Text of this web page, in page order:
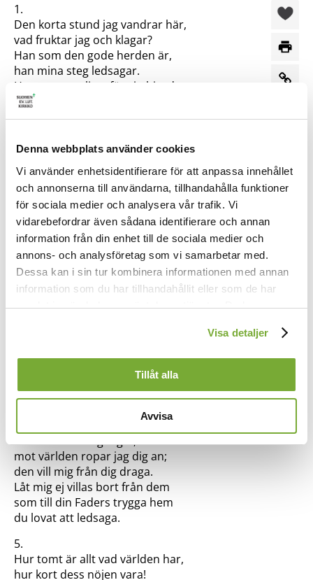
Denna webbplats använder cookies
Vi använder enhetsidentifierare för att anpassa innehållet
och annonserna till användarna, tillhandahålla funktioner
för sociala medier och analysera vår trafik. Vi
vidarebefordrar även sådana identifierare och annan
information från din enhet till de sociala medier och
annons- och analysföretag som vi samarbetar med.
Dessa kan i sin tur kombinera informationen med annan
information som du har tillhandahållit eller som de har
samlat in när du har använt deras tjänster. Du kan
-länken i nedre delen
av sidan.
Visa detaljer
Tillåt alla
Avvisa
1.
Den korta stund jag vandrar här,
vad fruktar jag och klagar?
Han som den gode herden är,
han mina steg ledsagar.
Han som gav livet för sin hjord
än med sin Ande och sitt ord
är när oss alla dagar.
2.
Jag hör hans röst och känner den
och går dit han vill kalla.
De sina känner han igen,
han räknat har dem alla.
Han söker den som vilse far,
den svage i sin famn han tar,
upprättar dem som falla.
3.
Han styrker mig med livets bröd
vid nådens helga källa,
om jag ej viker från hans spår,
de mina från mig taga”,
mot världen ropar jag dig an;
den vill mig från dig draga.
Låt mig ej villas bort från dem
som till din Faders trygga hem
du lovat att ledsaga.
5.
Hur tomt är allt vad världen har,
hur kort dess nöjen vara!